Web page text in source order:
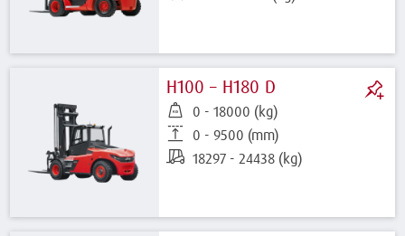
H100 – H180 D
0 - 18000 (kg)
0 - 9500 (mm)
18297 - 24438 (kg)